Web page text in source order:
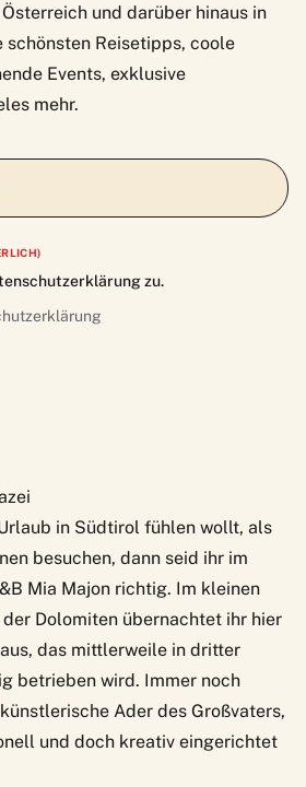
und darüber hinaus in
schönsten Reisetipps, coole
Events, exklusive
mehr.
zu.
in Südtirol fühlen wollt, als
besuchen, dann seid ihr im
Mia Majon richtig. Im kleinen
Dolomiten übernachtet ihr hier
das mittlerweile in dritter
betrieben wird. Immer noch
Ader des Großvaters,
und doch kreativ eingerichtet